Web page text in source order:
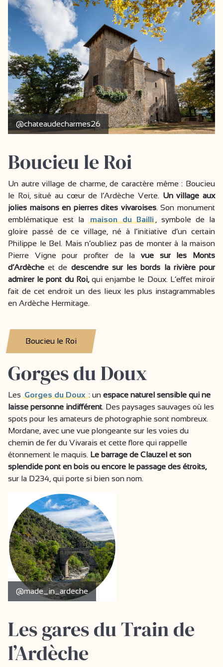
@chateaudecharmes26
Boucieu le Roi
Un autre village de charme, de caractère même : Boucieu
le Roi, situé au cœur de l’Ardèche Verte. Un village aux
jolies maisons en pierres dites vivaroises. Son monument
emblématique est lamaison du Bailli, symbole de la
gloire passé de ce village, né à l’initiative d’un certain
Philippe le Bel. Mais n’oubliez pas de monter à la maison
Pierre Vigne pour profiter de la vue sur les Monts
d’Ardèche et de descendre sur les bords la rivière pour
admirer le pont du Roi,qui enjambe le Doux. L’effet miroir
fait de cet endroit un des lieux les plus instagrammables
en Ardèche Hermitage.
Boucieu le Roi
Gorges du Doux
Les Gorges du Doux: unespace naturel sensible qui ne
laisse personne indifférent. Des paysages sauvages où les
spots pour les amateurs de photographie sont nombreux.
Mordane, avec une vue plongeante sur les voies du
chemin de fer du Vivarais et cette flore qui rappelle
étonnement le maquis. Le barrage de Clauzel et son
splendide pont en bois ou encore le passage des étroits,
sur la D234, qui porte si bien son nom.
@made_in_ardeche
Les gares du Train de
l’Ardèche